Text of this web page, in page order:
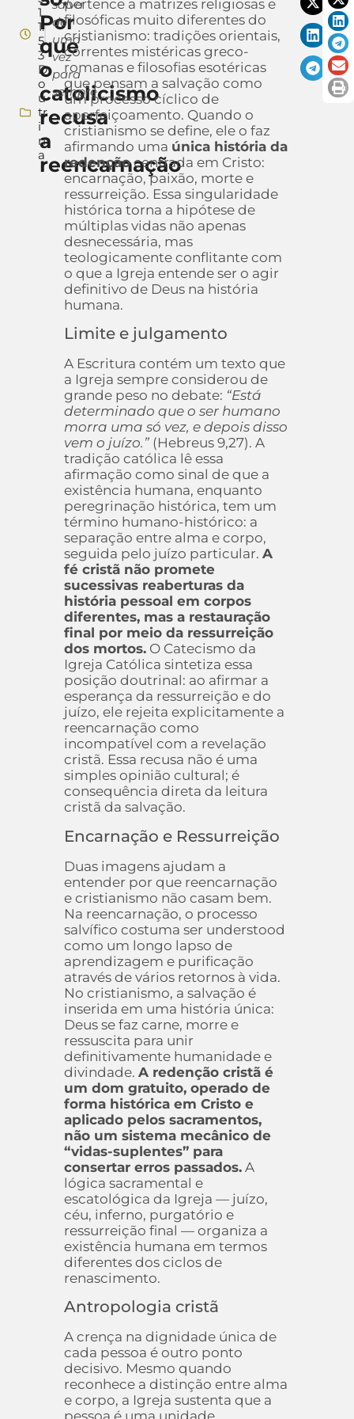
1
1:
5
3
D
o
u
tr
i
n
a
Por
que
o
catolicismo
recusa
a
reencarnação
salva
de
uma
vez
para
sempre
pertence a matrizes religiosas e
filosóficas muito diferentes do
cristianismo: tradições orientais,
correntes mistéricas greco-
romanas e filosofias esotéricas
que pensam a salvação como
um processo cíclico de
aperfeiçoamento. Quando o
cristianismo se define, ele o faz
afirmando uma única história da
redençãocentrada em Cristo:
encarnação, paixão, morte e
ressurreição. Essa singularidade
histórica torna a hipótese de
múltiplas vidas não apenas
desnecessária, mas
teologicamente conflitante com
o que a Igreja entende ser o agir
definitivo de Deus na história
humana.
Limite e julgamento
A Escritura contém um texto que
a Igreja sempre considerou de
grande peso no debate: “Está
determinado que o ser humano
morra uma só vez, e depois disso
vem o juízo.” (Hebreus 9,27). A
tradição católica lê essa
afirmação como sinal de que a
existência humana, enquanto
peregrinação histórica, tem um
término humano-histórico: a
separação entre alma e corpo,
seguida pelo juízo particular.A
fé cristã não promete
sucessivas reaberturas da
história pessoal em corpos
diferentes, mas a restauração
final por meio da ressurreição
dos mortos. O Catecismo da
Igreja Católica sintetiza essa
posição doutrinal: ao afirmar a
esperança da ressurreição e do
juízo, ele rejeita explicitamente a
reencarnação como
incompatível com a revelação
cristã. Essa recusa não é uma
simples opinião cultural; é
consequência direta da leitura
cristã da salvação.
Encarnação e Ressurreição
Duas imagens ajudam a
entender por que reencarnação
e cristianismo não casam bem.
Na reencarnação, o processo
salvífico costuma ser understood
como um longo lapso de
aprendizagem e purificação
através de vários retornos à vida.
No cristianismo, a salvação é
inserida em uma história única:
Deus se faz carne, morre e
ressuscita para unir
definitivamente humanidade e
divindade.A redenção cristã é
um dom gratuito, operado de
forma histórica em Cristo e
aplicado pelos sacramentos,
não um sistema mecânico de
“vidas-suplentes” para
consertar erros passados. A
lógica sacramental e
escatológica da Igreja — juízo,
céu, inferno, purgatório e
ressurreição final — organiza a
existência humana em termos
diferentes dos ciclos de
renascimento.
Antropologia cristã
A crença na dignidade única de
cada pessoa é outro ponto
decisivo. Mesmo quando
reconhece a distinção entre alma
e corpo, a Igreja sustenta que a
pessoa é uma unidade